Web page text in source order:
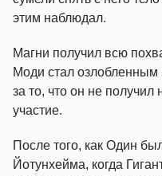
этим наблюдал.
Магни получил всю
Моди стал
за то, что он не получил
участие.
После того, как Один
Йотунхейма, когда